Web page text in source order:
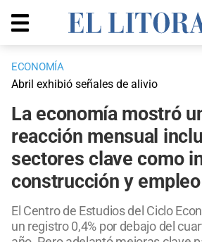
ECONOMÍA
Abril exhibió señales de alivio
La economía mostró
reacción mensual
sectores clave como
construcción y empleo
El Centro de Estudios del Ciclo
un registro 0,4% por debajo del